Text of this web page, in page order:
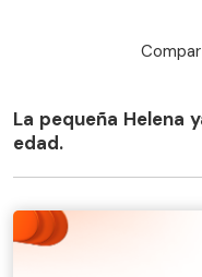
La pequeña Helena
edad.